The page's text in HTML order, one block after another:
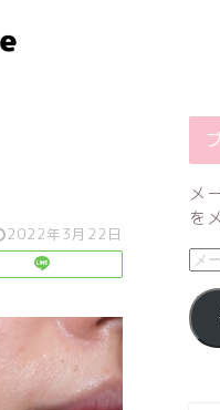
2022年3月22日
メ
を